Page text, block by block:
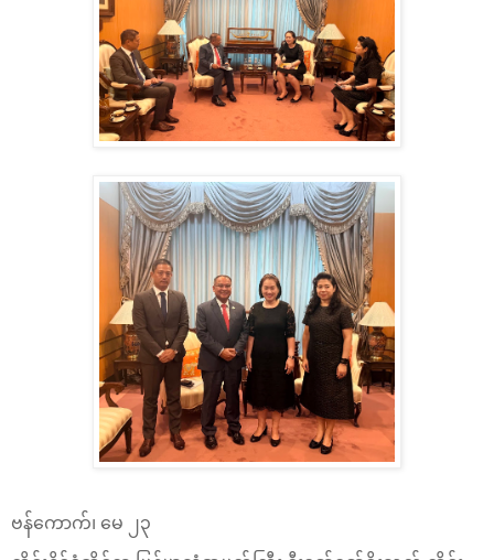
ဗန်ကောက်၊ မေ ၂၃